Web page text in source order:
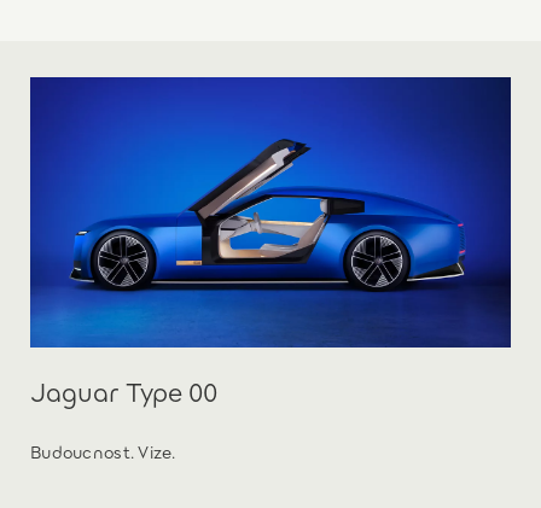
Jaguar Type 00
Budoucnost. Vize.